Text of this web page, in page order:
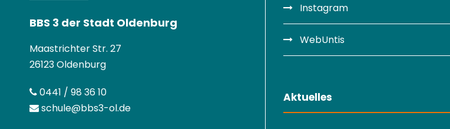
BBS 3 der Stadt Oldenburg
Maastrichter Str. 27
26123 Oldenburg
0441 / 98 36 10
schule@bbs3-ol.de
Instagram
WebUntis
Aktuelles